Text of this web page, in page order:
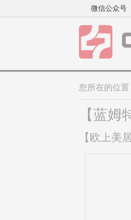
微信公众号
您所在的位置
【蓝
【欧上美